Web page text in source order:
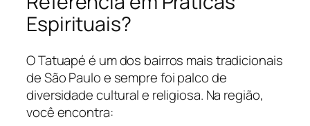
Espirituais?
O Tatuapé é um dos bairros mais tradicionais
de São Paulo e sempre foi palco de
diversidade cultural e religiosa. Na região,
você encontra: